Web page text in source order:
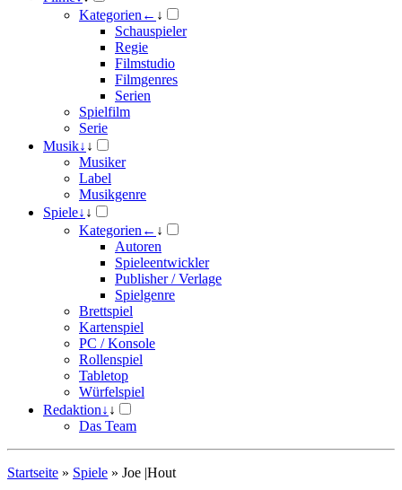
Kategorien ← ↓
Schauspieler
Regie
Filmstudio
Filmgenres
Serien
Spielfilm
Serie
Musik↓ ↓
Musiker
Label
Musikgenre
Spiele↓ ↓
Kategorien ← ↓
Autoren
Spieleentwickler
Publisher / Verlage
Spielgenre
Brettspiel
Kartenspiel
PC / Konsole
Rollenspiel
Tabletop
Würfelspiel
Redaktion↓ ↓
Das Team
Startseite » Spiele » Joe |Hout